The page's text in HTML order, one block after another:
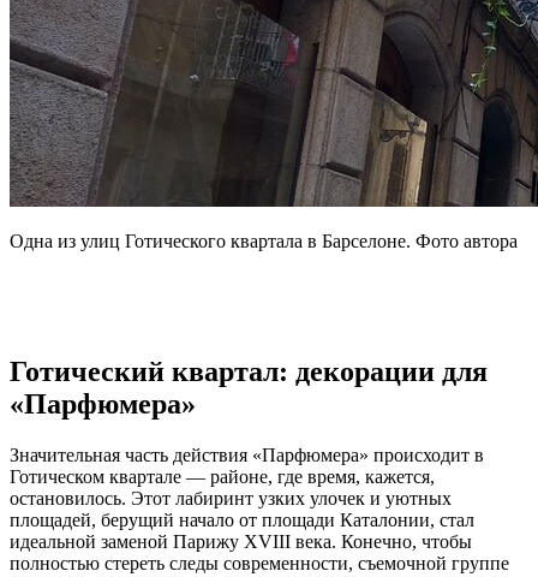
Одна из улиц Готического квартала в Барселоне. Фото автора
Готический квартал: декорации для
«Парфюмера»
Значительная часть действия «Парфюмера» происходит в
Готическом квартале — районе, где время, кажется,
остановилось. Этот лабиринт узких улочек и уютных
площадей, берущий начало от площади Каталонии, стал
идеальной заменой Парижу XVIII века. Конечно, чтобы
полностью стереть следы современности, съемочной группе